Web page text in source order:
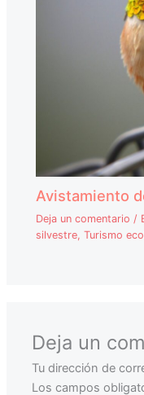
Avistamiento
Deja un comentario /
silvestre,Turismo
Deja un
Tu dirección de
Los campos